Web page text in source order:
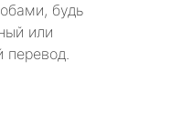
будь
или
перевод.